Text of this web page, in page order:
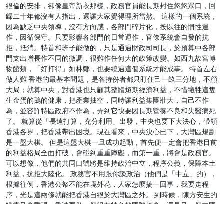
絕倫的安排，卻像皇帝新衣那樣，政務官員能長期封住悠悠眾口，回
歸二十年都沒有人指出，還讓大家覺得理所當然。 這樣的一個系統，
因為缺乏中央領導，沒有方向感，各部門碎片化，按以往的慣性運
作，因循保守。只要影響各部門的日常運作，官僚系統會自發的抗
拒，抵消。特首和班子能做的，只是通過財政司司長，於預算中各部
門支出增長作不同的微調，很難作任何大的政策改變。如西九故宮博
物館類，「好打得」如林鄭，也要繞過這個系統才能成事。 特首左右
做人難 香港的最基本問題，是各持份者都只盯住己一畝三分地，不顧
大局；就算中央，對香港也只顧其整體短期經濟利益，不惜犧牲這隻
生金蛋的鵝的健康，把產業抽空，同時讓利益集團壯大，自己不作
為，並容許特區政府不作為，弄到它快要因長期營養不良和失醫病死
了。 就算從「長遠打算，充分利用」出發，中央也要下大決心，帶領
香港各界，把香港帶出困境。現在看來，中央決心已下，大灣區規劃
是一盤大棋。 但是這盤大棋一旦成功起動，首先便一定會把香港目前
的利益格局全面打破，會碰到重重障礙，而第一重，將會是政務官。
可以想像，他們的共同口號將是維持政治中立，程序公義，保障本土
利益，抗拒大陸化。 政務官不用跟你談政治（他們是「中立」的），
根據往例，香港公帑不能在境外花，人家怎麼搞一回事，我要走程
序，光是這兩條就能把香港自絕於大灣區之外。 到時候，陳方安生的